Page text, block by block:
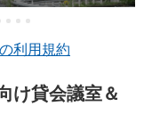
利用規約
け貸会議室＆